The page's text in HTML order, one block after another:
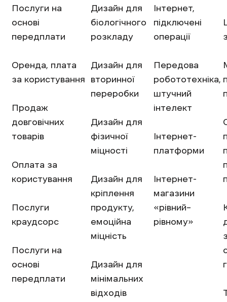
Послуги на
основі
передплати
Оренда, плата
за користування
Продаж
довговічних
товарів
Оплата за
користування
Послуги
краудсорс
Послуги на
основі
передплати
Дизайн для
біологічного
розкладу
Дизайн для
вторинної
переробки
Дизайн для
фізичної
міцності
Дизайн для
кріплення
продукту,
емоційна
міцність
Дизайн для
мінімальних
відходів
Інтернет,
підключені
операції
Передова
робототехніка,
штучний
інтелект
Інтернет-
платформи
Інтернет-
магазини
«рівний–
рівному»